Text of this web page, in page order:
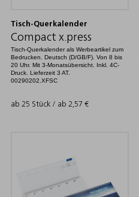
Tisch-Querkalender
Compact x.press
Tisch-Querkalender als Werbeartikel zum
Bedrucken. Deutsch (D/GB/F). Von 8 bis
20 Uhr. Mit 3-Monatsübersicht. Inkl. 4C-
Druck. Lieferzeit 3 AT.
00290202.XFSC
ab 25 Stück / ab 2,57 €